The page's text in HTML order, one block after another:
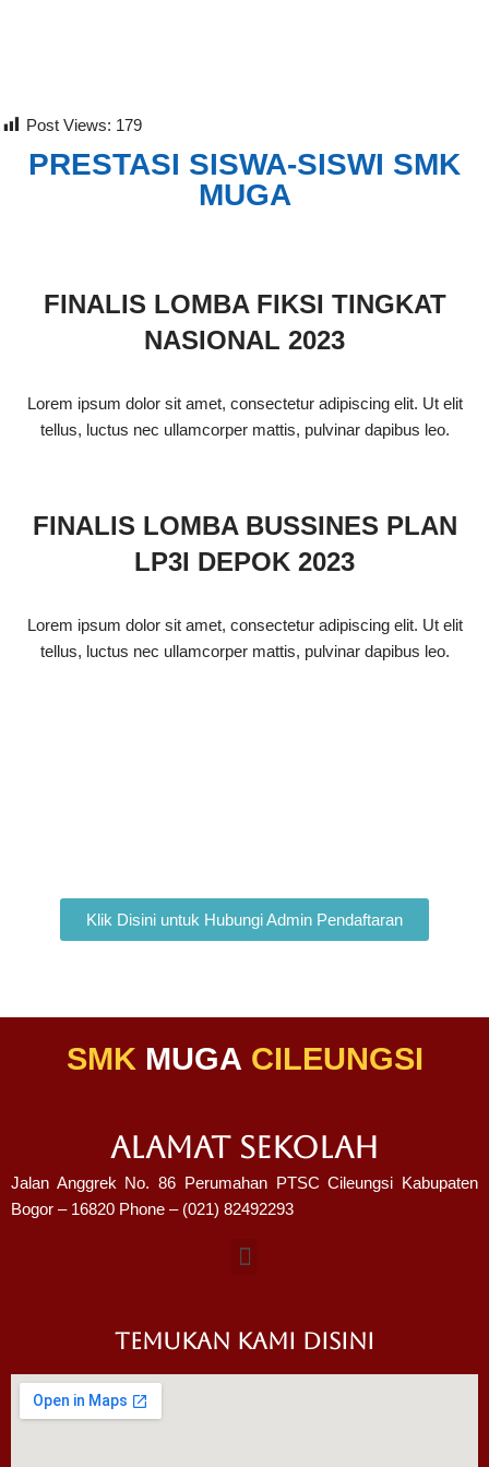
Post Views: 179
PRESTASI SISWA-SISWI SMK
MUGA
FINALIS LOMBA FIKSI TINGKAT
NASIONAL 2023
Lorem ipsum dolor sit amet, consectetur adipiscing elit. Ut elit
tellus, luctus nec ullamcorper mattis, pulvinar dapibus leo.
FINALIS LOMBA BUSSINES PLAN
LP3I DEPOK 2023
Lorem ipsum dolor sit amet, consectetur adipiscing elit. Ut elit
tellus, luctus nec ullamcorper mattis, pulvinar dapibus leo.
Klik Disini untuk Hubungi Admin Pendaftaran
SMK MUGA CILEUNGSI
ALAMAT SEKOLAH
Jalan Anggrek No. 86 Perumahan PTSC Cileungsi Kabupaten
Bogor – 16820 Phone – (021) 82492293
TEMUKAN KAMI DISINI